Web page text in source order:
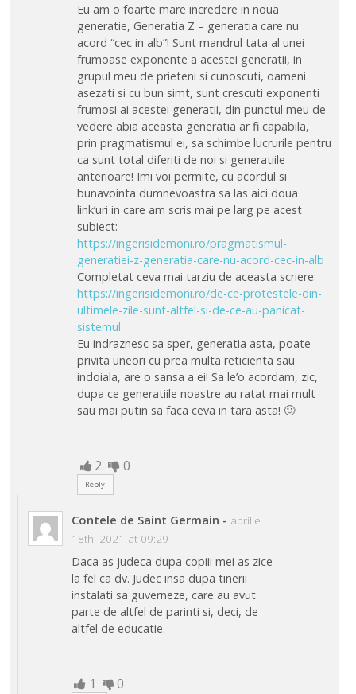
Eu am o foarte mare incredere in noua
generatie, Generatia Z – generatia care nu
acord “cec in alb”! Sunt mandrul tata al unei
frumoase exponente a acestei generatii, in
grupul meu de prieteni si cunoscuti, oameni
asezati si cu bun simt, sunt crescuti exponenti
frumosi ai acestei generatii, din punctul meu de
vedere abia aceasta generatia ar fi capabila,
prin pragmatismul ei, sa schimbe lucrurile pentru
ca sunt total diferiti de noi si generatiile
anterioare! Imi voi permite, cu acordul si
bunavointa dumnevoastra sa las aici doua
link’uri in care am scris mai pe larg pe acest
subiect:
https://ingerisidemoni.ro/pragmatismul-
generatiei-z-generatia-care-nu-acord-cec-in-alb
Completat ceva mai tarziu de aceasta scriere:
https://ingerisidemoni.ro/de-ce-protestele-din-
ultimele-zile-sunt-altfel-si-de-ce-au-panicat-
sistemul
Eu indraznesc sa sper, generatia asta, poate
privita uneori cu prea multa reticienta sau
indoiala, are o sansa a ei! Sa le’o acordam, zic,
dupa ce generatiile noastre au ratat mai mult
sau mai putin sa faca ceva in tara asta! 🙂
2 0
Reply
Contele de Saint Germain - aprilie
18th, 2021 at 09:29
Daca as judeca dupa copiii mei as zice
la fel ca dv. Judec insa dupa tinerii
instalati sa guverneze, care au avut
parte de altfel de parinti si, deci, de
altfel de educatie.
1 0